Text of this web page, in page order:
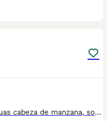
Fantástica camada de chihuahuas cabeza de manzana, son toy y están listos para entregar, 2 vacunas y chip, se puede enviar a contra reembolso, más información llamar o whasap al 687705959, pregunten sin compromiso, machos 600 hembra 650